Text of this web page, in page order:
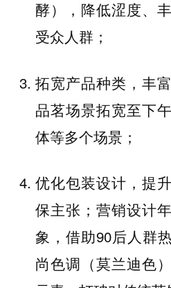
酵），降低涩度、
受众人群；
拓宽产品种类，丰
品茗场景拓宽至下
体等多个场景；
优化包装设计，提
保主张；营销设计
象，借助90后人群
尚色调（莫兰迪色